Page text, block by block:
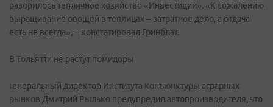
разорилось тепличное хозяйство «Инвестиции». «К сожалению
выращивание овощей в теплицах – затратное дело, а отдача
есть не всегда», – констатировал Гринблат.
В Тольятти не растут помидоры
Генеральный директор Института конъюнктуры аграрных
рынков Дмитрий Рылько предупредил автопроизводителя, что